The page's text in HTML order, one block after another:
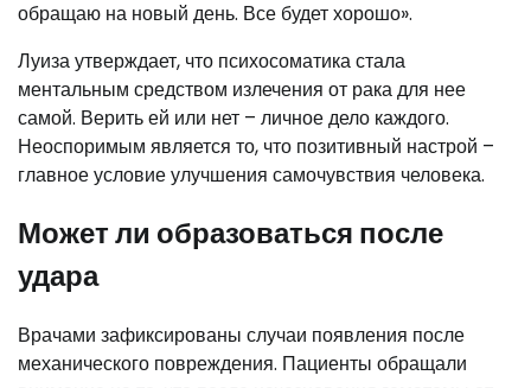
обращаю на новый день. Все будет хорошо».
Луиза утверждает, что психосоматика стала
ментальным средством излечения от рака для нее
самой. Верить ей или нет – личное дело каждого.
Неоспоримым является то, что позитивный настрой –
главное условие улучшения самочувствия человека.
Может ли образоваться после
удара
Врачами зафиксированы случаи появления после
механического повреждения. Пациенты обращали